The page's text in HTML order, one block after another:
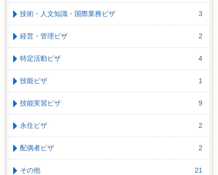
技術・人文知識・国際業務ビザ 3
経営・管理ビザ 2
特定活動ビザ 4
技能ビザ 1
技能実習ビザ 9
永住ビザ 2
配偶者ビザ 2
その他 21